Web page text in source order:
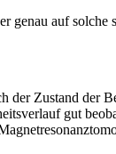
genau auf
Zustand der
gut